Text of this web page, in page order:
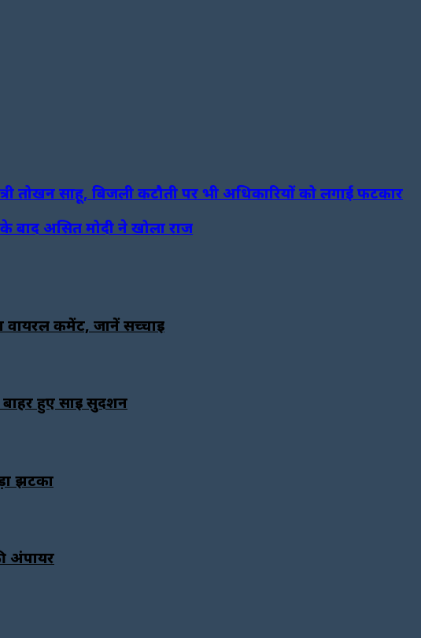
तोखन साहू, बिजली कटौती पर भी अधिकारियों को लगाई फटकार
बाद असित मोदी ने खोला राज
वायरल कमेंट, जानें सच्चाई
हुए साई सुदर्शन
झटका
अंपायर